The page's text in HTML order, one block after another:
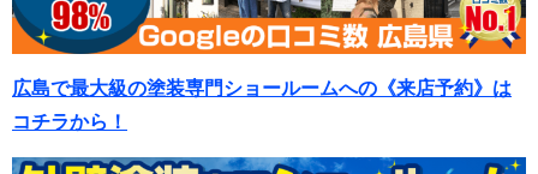
広島で最大級の塗装専門ショールームへの《来店予約》は
コチラから！